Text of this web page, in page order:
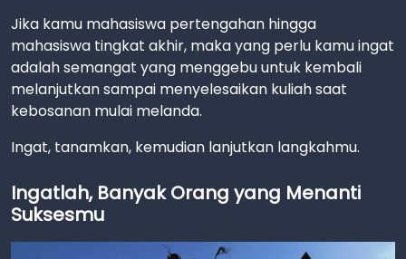
Jika kamu mahasiswa pertengahan hingga
mahasiswa tingkat akhir, maka yang perlu kamu ingat
adalah semangat yang menggebu untuk kembali
melanjutkan sampai menyelesaikan kuliah saat
kebosanan mulai melanda.
Ingat, tanamkan, kemudian lanjutkan langkahmu.
Ingatlah, Banyak Orang yang Menanti
Suksesmu